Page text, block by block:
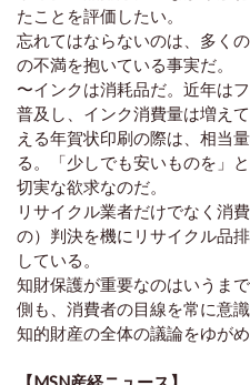
たことを評価したい。
忘れてはならないのは、多く
の不満を抱いている事実だ。
〜インクは消耗品だ。近年は
普及し、インク消費量は増え
える年賀状印刷の際は、相当
る。「少しでも安いものを」
切実な欲求なのだ。
リサイクル業者だけでなく消
の）判決を機にリサイクル品
している。
知財保護が重要なのはいうま
側も、消費者の目線を常に意
知的財産の全体の議論をゆがめ